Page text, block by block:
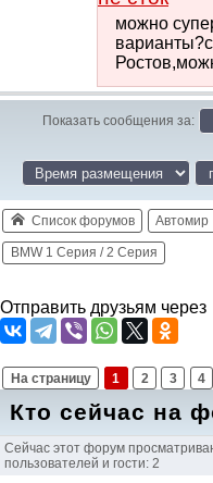
можно
Показать сообщения за:
Список форумов Автомир
BMW 1 Серия / 2 Серия
Отправить друзьям через
На страницу 1 2 3 4
Кто сейчас на
Сейчас этот форум
пользователей и гости: 2